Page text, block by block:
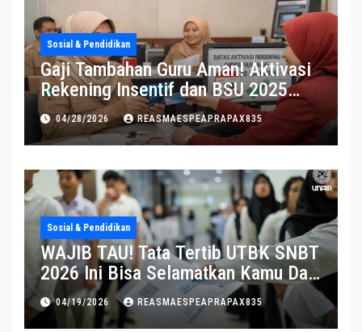
Sosial & Pendidikan
Gaji Tambahan Guru Aman! Aktivasi
Rekening Insentif dan BSU 2025
Diperpanjang
04/28/2026 REASMAESPEAPRAPAX835
Sosial & Pendidikan
WAJIB TAU! Tata Tertib UTBK SNBT
2026 Ini Bisa Selamatkan Kamu Dari
Diskualifikasi
04/19/2026 REASMAESPEAPRAPAX835